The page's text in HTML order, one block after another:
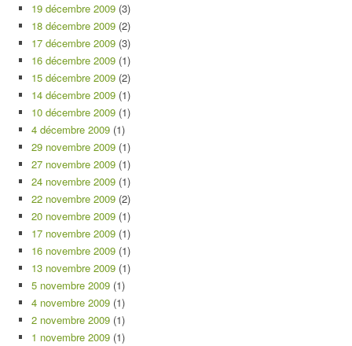
19 décembre 2009 (3)
18 décembre 2009 (2)
17 décembre 2009 (3)
16 décembre 2009 (1)
15 décembre 2009 (2)
14 décembre 2009 (1)
10 décembre 2009 (1)
4 décembre 2009 (1)
29 novembre 2009 (1)
27 novembre 2009 (1)
24 novembre 2009 (1)
22 novembre 2009 (2)
20 novembre 2009 (1)
17 novembre 2009 (1)
16 novembre 2009 (1)
13 novembre 2009 (1)
5 novembre 2009 (1)
4 novembre 2009 (1)
2 novembre 2009 (1)
1 novembre 2009 (1)